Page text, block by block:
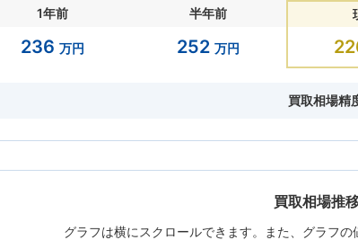
1年前
236 万円
半年前
252 万円
買取相場精
買取相場推
グラフは横にスクロールできます。また、グラフ